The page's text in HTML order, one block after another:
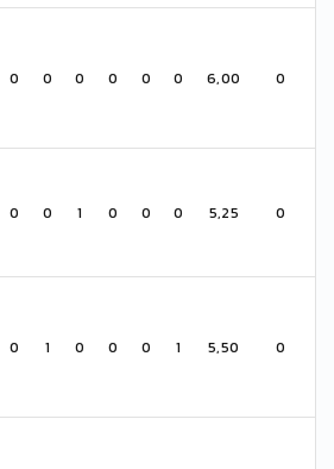
0 0 0 0 0 0 6,00 0
0 0 1 0 0 0 5,25 0
0 1 0 0 0 1 5,50 0